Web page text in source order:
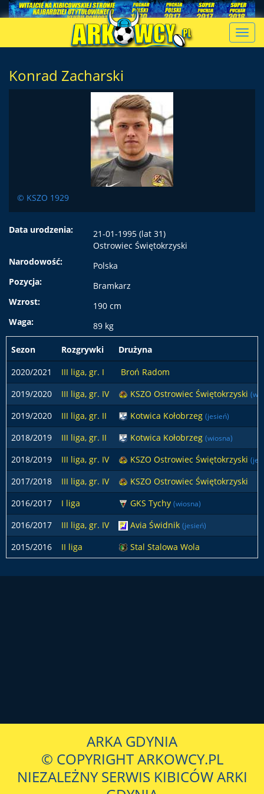
Konrad Zacharski
© KSZO 1929
Data urodzenia:
21-01-1995 (lat 31)
Ostrowiec Świętokrzyski
Narodowość:
Polska
Pozycja:
Bramkarz
Wzrost:
190 cm
Waga:
89 kg
Sezon Rozgrywki
Drużyna
2020/2021
III liga, gr. I
Broń Radom
2019/2020
III liga, gr. IV KSZO Ostrowiec Świętokrzyski
2019/2020 III liga, gr. II Kotwica Kołobrzeg (jesień)
2018/2019 III liga, gr. II Kotwica Kołobrzeg (wiosna)
2018/2019 III liga, gr. IV KSZO Ostrowiec Świętokrzyski
2017/2018 III liga, gr. IV
KSZO Ostrowiec Świętokrzyski
2016/2017
I liga GKS Tychy (wiosna)
2016/2017 III liga, gr. IV Avia Świdnik (jesień)
2015/2016 II liga Stal Stalowa Wola
ARKA GDYNIA
© COPYRIGHT ARKOWCY.PL
NIEZALEŻNY SERWIS KIBICÓW ARKI